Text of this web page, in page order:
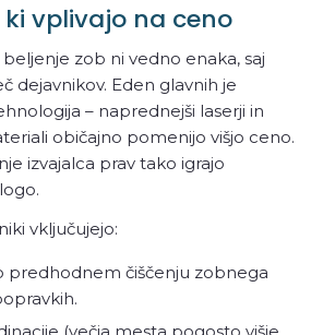
ki vplivajo na ceno
zob ni vedno enaka, saj
dejavnikov. Eden glavnih je
– naprednejši laserji in
običajno pomenijo višjo ceno.
izvajalca prav tako igrajo
vključujejo:
predhodnem čiščenju zobnega